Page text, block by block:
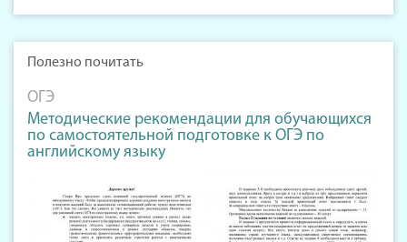
Полезно почитать
ОГЭ
Методические рекомендации для обучающихся
по самостоятельной подготовке к ОГЭ по
английскому языку